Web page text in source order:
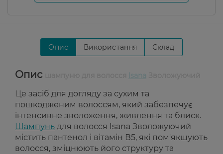
Опис Використання Склад
Опис Isana
Це засіб для догляду за сухим та
пошкодженим волоссям, який забезпечує
інтенсивне зволоження, живлення та блиск.
Шампунь для волосся Isana Зволожуючий
містить пантенол і вітамін В5, які пом'якшують
волосся, зміцнюють його структуру та